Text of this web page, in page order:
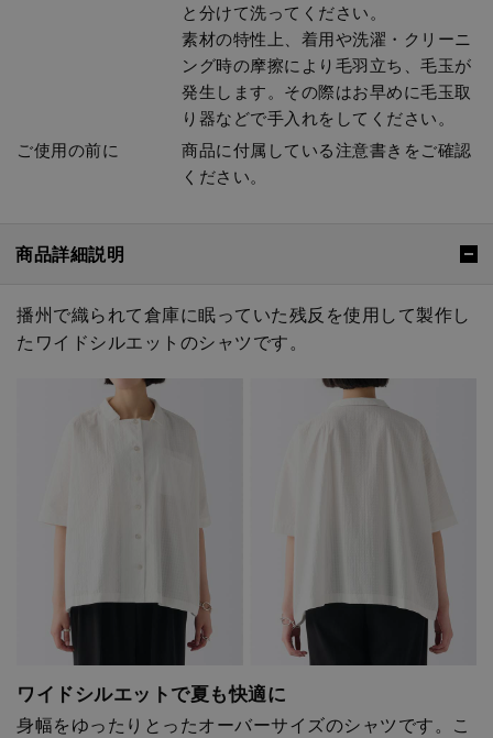
と分けて洗ってください。
素材の特性上、着用や洗濯・クリーニ
ング時の摩擦により毛羽立ち、毛玉が
発生します。その際はお早めに毛玉取
り器などで手入れをしてください。
ご使用の前に
商品に付属している注意書きをご確認
ください。
商品詳細説明
播州で織られて倉庫に眠っていた残反を使用して製作し
たワイドシルエットのシャツです。
ワイドシルエットで夏も快適に
身幅をゆったりとったオーバーサイズのシャツです。こ